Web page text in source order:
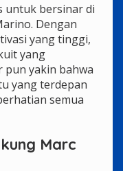
untuk bersinar di
Dengan
yang tinggi,
yang
pun yakin bahwa
yang terdepan
semua
Marc